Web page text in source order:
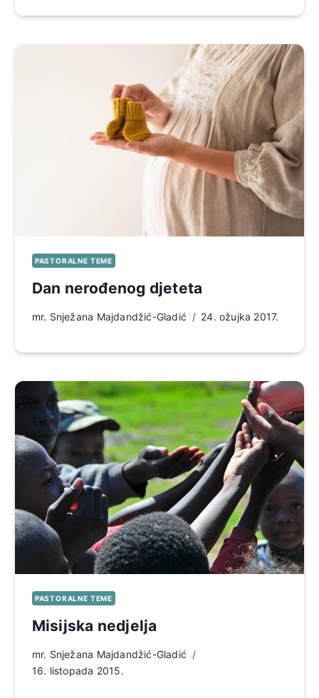
PASTORALNE TEME
Dan nerođenog djeteta
mr. Snježana Majdandžić-Gladić 24. ožujka 2017.
PASTORALNE TEME
Misijska nedjelja
mr. Snježana Majdandžić-Gladić
16. listopada 2015.